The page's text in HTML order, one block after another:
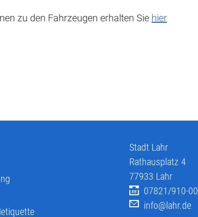
zu den Fahrzeugen erhalten Sie hier
Stadt Lahr
Rathausplatz 4
77933 Lahr
07821/910-00
info@lahr.de